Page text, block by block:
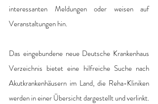
interessanten Meldungen oder weisen auf
Veranstaltungen hin.
Das eingebundene neue Deutsche Krankenhaus
Verzeichnis bietet eine hilfreiche Suche nach
Akutkrankenhäusern im Land, die Reha-Kliniken
werden in einer Übersicht dargestellt und verlinkt.